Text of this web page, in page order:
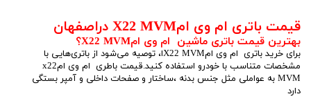
قیمت باتری ام وی امX22 MVM دراصفهان
بهترین قیمت باتری ماشین ام وی امX22 MVM؟
برای خرید باتری ام وی امX22 MVMا، توصیه می‌شود از باتری‌هایی با
مشخصات متناسب با خودرو استفاده کنید.قیمت باطری ام وی امx22
MVM به عواملی مثل جنس بدنه ،ساختار و صفحات داخلی و آمپر بستگی
دارد